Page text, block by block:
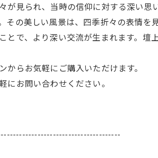
が見られ、当時の信仰に対する深い
その美しい風景は、四季折々の表情
とで、より深い交流が生まれます。壇
からお気軽にご購入いただけます。
にお問い合わせください。